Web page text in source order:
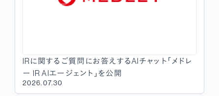
IRに関するご質問にお答えするAIチャット「メドレ
ー IR AIエージェント」を公開
2026.07.30